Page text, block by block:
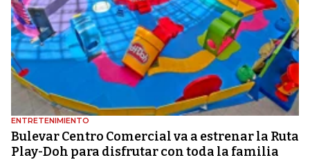
ENTRETENIMIENTO
Bulevar Centro Comercial va a estrenar la Ruta
Play-Doh para disfrutar con toda la familia